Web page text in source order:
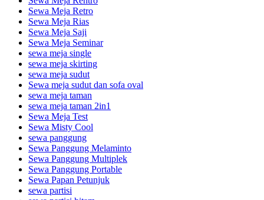
Sewa Meja Retro
Sewa Meja Rias
Sewa Meja Saji
Sewa Meja Seminar
sewa meja single
sewa meja skirting
sewa meja sudut
Sewa meja sudut dan sofa oval
sewa meja taman
sewa meja taman 2in1
Sewa Meja Test
Sewa Misty Cool
sewa panggung
Sewa Panggung Melaminto
Sewa Panggung Multiplek
Sewa Panggung Portable
Sewa Papan Petunjuk
sewa partisi